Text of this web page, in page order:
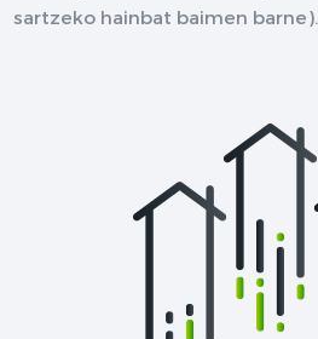
sartzeko hainbat baimen barne).